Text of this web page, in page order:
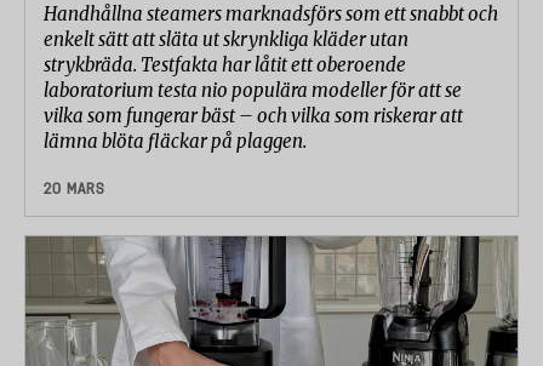
Handhållna steamers marknadsförs som ett snabbt och
enkelt sätt att släta ut skrynkliga kläder utan
strykbräda. Testfakta har låtit ett oberoende
laboratorium testa nio populära modeller för att se
vilka som fungerar bäst – och vilka som riskerar att
lämna blöta fläckar på plaggen.
20 MARS